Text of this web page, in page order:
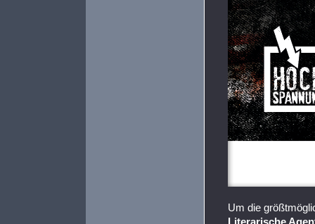
Um die
Literarische